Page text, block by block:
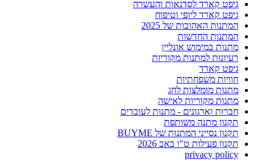
גיפט קארד לסדנאות והעשרה
גיפט קארד ליופי וטיפוח
המתנות האהובות של 2025
המתנות החדשות
מתנות במימוש אונליין
רעיונות למתנות מקוריות
גיפט קארד
חוויות משפחתיות
מתנות מומלצות לחג
מתנות מקוריות לאישה
חברות וארגונים - מתנות לעובדים
תקנון מתנה משותפת
תקנון נסייני המתנות של BUYME
תקנון פעילות ט"ו באב 2026
privacy policy